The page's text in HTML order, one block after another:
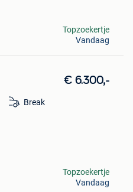
Topzoekertje
Vandaag
€ 6.300,-
Break
Topzoekertje
Vandaag